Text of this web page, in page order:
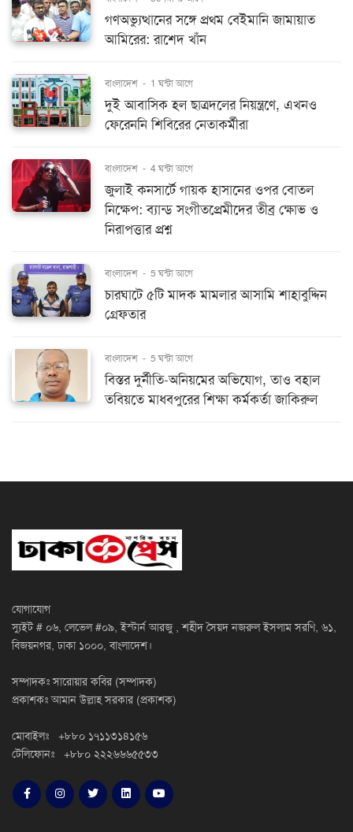
গণঅভ্যুত্থানের সঙ্গে প্রথম বেইমানি জামায়াত
আমিরের: রাশেদ খাঁন
বাংলাদেশ - 1 ঘন্টা আগে
দুই আবাসিক হল ছাত্রদলের নিয়ন্ত্রণে, এখনও
ফেরেননি শিবিরের নেতাকর্মীরা
বাংলাদেশ - 4 ঘন্টা আগে
জুলাই কনসার্টে গায়ক হাসানের ওপর বোতল
নিক্ষেপ: ব্যান্ড সংগীতপ্রেমীদের তীব্র ক্ষোভ ও
নিরাপত্তার প্রশ্ন
বাংলাদেশ - 5 ঘন্টা আগে
চারঘাটে ৫টি মাদক মামলার আসামি শাহাবুদ্দিন
গ্রেফতার
বাংলাদেশ - 5 ঘন্টা আগে
বিস্তর দুর্নীতি-অনিয়মের অভিযোগ, তাও বহাল
তবিয়তে মাধবপুরের শিক্ষা কর্মকর্তা জাকিরুল
যোগাযোগ
স্যুইট # ০৬, লেভেল #০৯, ইস্টার্ন আরজু , শহীদ সৈয়দ নজরুল ইসলাম সরণি, ৬১,
বিজয়নগর, ঢাকা ১০০০, বাংলাদেশ।
সম্পাদকঃ সারোয়ার কবির (সম্পাদক)
প্রকাশকঃ আমান উল্লাহ সরকার (প্রকাশক)
মোবাইলঃ +৮৮০ ১৭১১৩১৪১৫৬
টেলিফোনঃ +৮৮০ ২২২৬৬৬৫৫৩৩